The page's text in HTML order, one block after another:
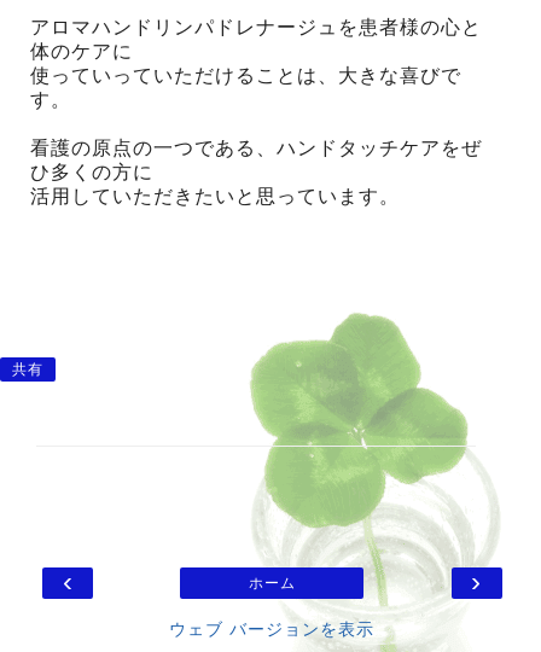
アロマハンドリンパドレナージュを患者様の心と
体のケアに
使っていっていただけることは、大きな喜びで
す。
看護の原点の一つである、ハンドタッチケアをぜ
ひ多くの方に
活用していただきたいと思っています。
共有
‹ ›
ホーム
ウェブ バージョンを表示